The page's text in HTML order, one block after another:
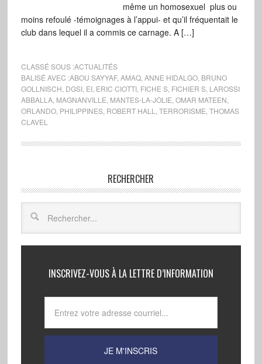
même un homosexuel plus ou
moins refoulé -témoignages à l’appui- et qu’il fréquentait le
club dans lequel il a commis ce carnage. A […]
CLASSÉ SOUS :ACTUALITÉS
BALISÉ AVEC :ABOU SAYYAF, AMAQ, ANNE HIDALGO, BRUNO
GOLLNISCH DGSI, EI, ERIC CIOTTI, FICHE S, FICHIER S, LAROSSI
ABBALLA, MAGNANVILLE MANTES-LA-JOLIE OMAR MATEEN
ORLANDO, PHILIPPINES, ROBERT HALL TERRORISME THOMAS
CLAVEL
RECHERCHER
INSCRIVEZ-VOUS À LA LETTRE D’INFORMATION